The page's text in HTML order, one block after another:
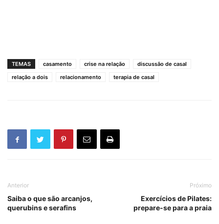
TEMAS casamento crise na relação
discussão de casal
relação a dois
relacionamento terapia de casal
Anterior
Saiba o que são arcanjos,
querubins e serafins
Próximo
Exercícios de Pilates:
prepare-se para a praia